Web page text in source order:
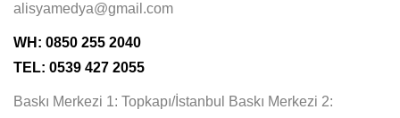
alisyamedya@gmail.com
WH: 0850 255 2040
TEL: 0539 427 2055
Baskı Merkezi 1: Topkapı/İstanbul Baskı Merkezi 2: